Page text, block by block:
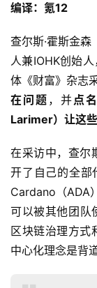
编译：氪12
查尔斯·霍斯金
人兼IOHK创始
体《财富》杂志
在问题 ，并点
Larimer）让这些
在采访中，查尔
开了自己的全部
Cardano（ADA
可以被其他团队
区块链治理方式
中心化理念是背